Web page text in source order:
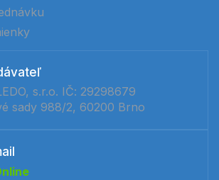
s.r.o. IČ: 29298679
sady 988/2, 60200 Brno